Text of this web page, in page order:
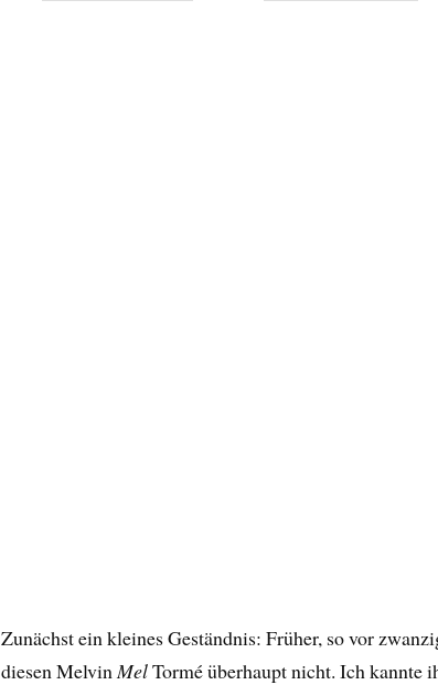
Zunächst ein kleines Geständnis: Früher, so vor
diesen Melvin MelTormé überhaupt nicht. Ich kannte